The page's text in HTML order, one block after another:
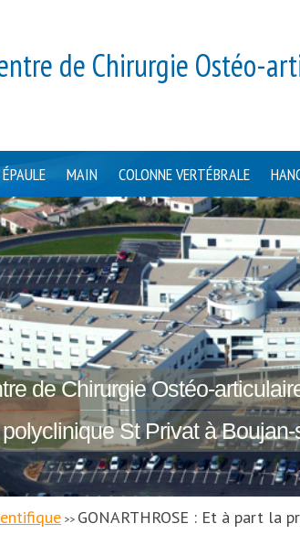
de Chirurgie Ostéo-
ÉPAULE MAIN COLONNE VERTÉBRALE
de Chirurgie Ostéo-
St Privat à
>> GONARTHROSE : Et à part la